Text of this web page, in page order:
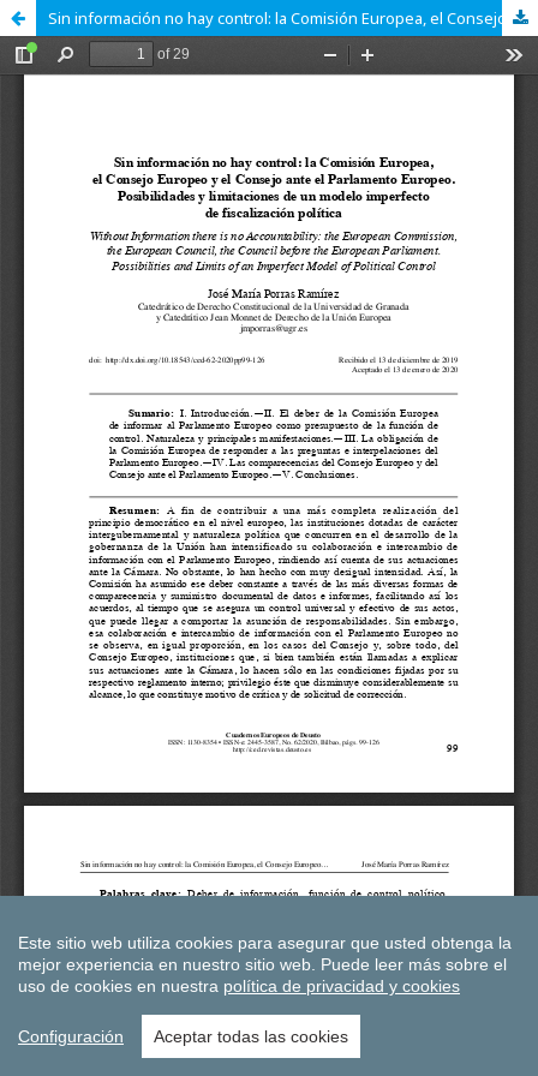
Sin información no hay control: la Comisión Europea, el Consejo Europeo y el Consejo ante el Parlamento Europeo. Posibilidades y limitaciones de un modelo imperfecto de fiscalización política
Este sitio web utiliza cookies para asegurar que usted obtenga la
mejor experiencia en nuestro sitio web. Puede leer más sobre el
uso de cookies en nuestra política de privacidad y cookies
Configuración Aceptar todas las cookies